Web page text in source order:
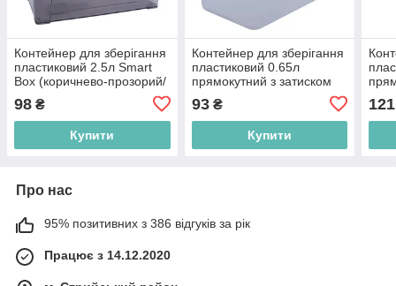
Контейнер для зберігання
пластиковий 2.5л Smart
Box (коричнево-прозорий/
Ємність Алеана
98 ₴
Купити
Контейнер для зберігання
пластиковий 0.65л
прямокутний з затиском
Ємність Алеана
93₴
Купити
121
Про нас
95% позитивних з 386 відгуків за рік
Працює з 14.12.2020